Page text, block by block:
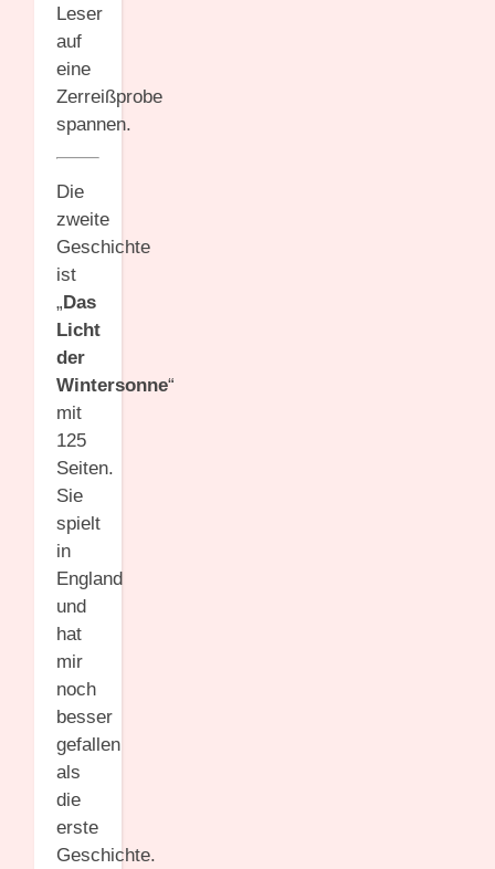
Leser
auf
eine
Zerreißprobe
spannen.
Die
zweite
Geschichte
ist
„Das
Licht
der
Wintersonne“
mit
125
Seiten.
Sie
spielt
in
England
und
hat
mir
noch
besser
gefallen
als
die
erste
Geschichte.